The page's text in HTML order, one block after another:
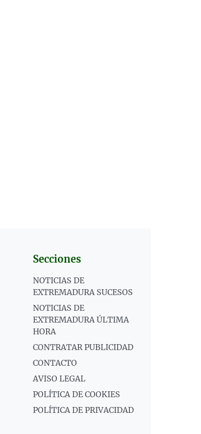
Secciones
NOTICIAS DE
EXTREMADURA SUCESOS
NOTICIAS DE
EXTREMADURA ÚLTIMA
HORA
CONTRATAR PUBLICIDAD
CONTACTO
AVISO LEGAL
POLÍTICA DE COOKIES
POLÍTICA DE PRIVACIDAD